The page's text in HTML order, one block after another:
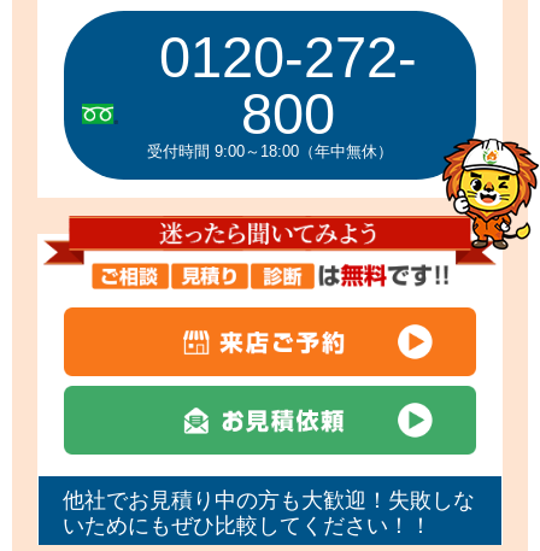
0120-272-
800
受付時間 9:00～18:00（年中無休）
他社でお見積り中の方も大歓迎！失敗しな
いためにもぜひ比較してください！！